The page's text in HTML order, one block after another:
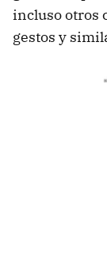
incluso otros
gestos y